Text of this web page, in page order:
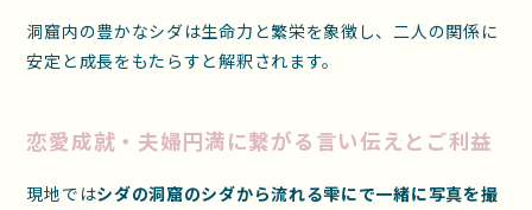
洞窟内の豊かなシダは生命力と繁栄を象徴し、二人の関係に
安定と成長をもたらすと解釈されます。
恋愛成就・夫婦円満に繋がる言い伝えとご利益
現地ではシダの洞窟のシダから流れる雫にで一緒に写真を撮